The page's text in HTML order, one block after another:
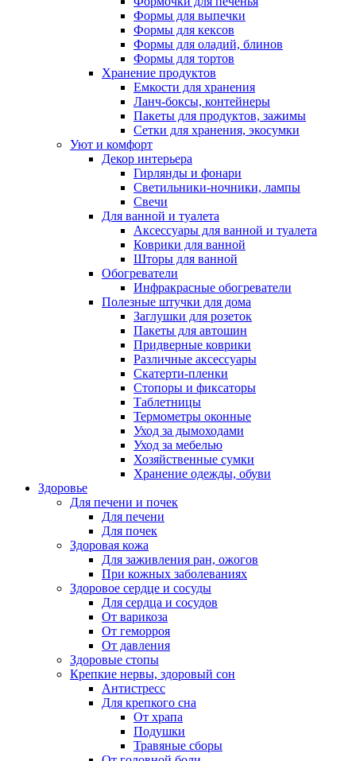
Формы для выпечки
Формы для кексов
Формы для оладий, блинов
Формы для тортов
Хранение продуктов
Емкости для хранения
Ланч-боксы, контейнеры
Пакеты для продуктов, зажимы
Сетки для хранения, экосумки
Уют и комфорт
Декор интерьера
Гирлянды и фонари
Светильники-ночники, лампы
Свечи
Для ванной и туалета
Аксессуары для ванной и туалета
Коврики для ванной
Шторы для ванной
Обогреватели
Инфракрасные обогреватели
Полезные штучки для дома
Заглушки для розеток
Пакеты для автошин
Придверные коврики
Различные аксессуары
Скатерти-пленки
Стопоры и фиксаторы
Таблетницы
Термометры оконные
Уход за дымоходами
Уход за мебелью
Хозяйственные сумки
Хранение одежды, обуви
Здоровье
Для печени и почек
Для печени
Для почек
Здоровая кожа
Для заживления ран, ожогов
При кожных заболеваниях
Здоровое сердце и сосуды
Для сердца и сосудов
От варикоза
От геморроя
От давления
Здоровые стопы
Крепкие нервы, здоровый сон
Антистресс
Для крепкого сна
От храпа
Подушки
Травяные сборы